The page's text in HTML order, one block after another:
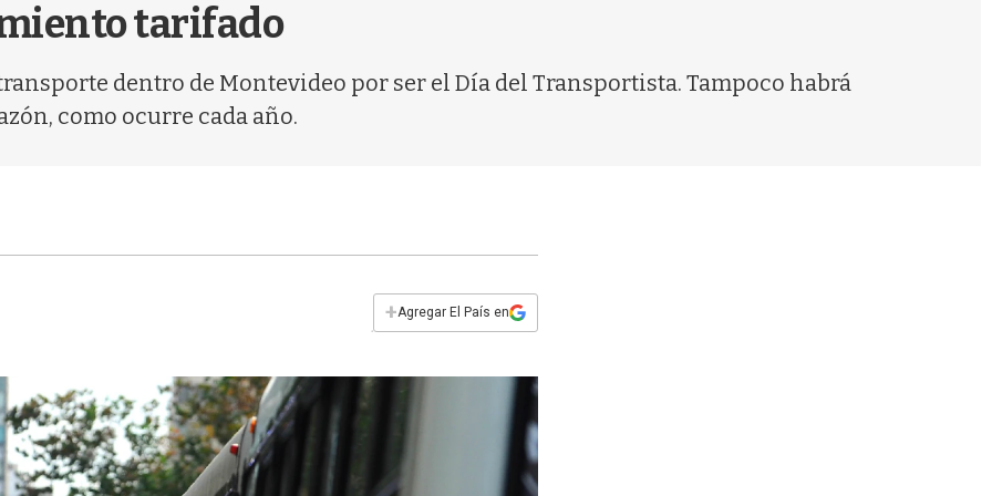
tarifado
dentro de Montevideo por ser el Día del Transportista. Tampoco habrá
como ocurre cada año.
+Agregar El País en